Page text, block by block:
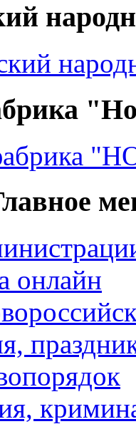
онлайн